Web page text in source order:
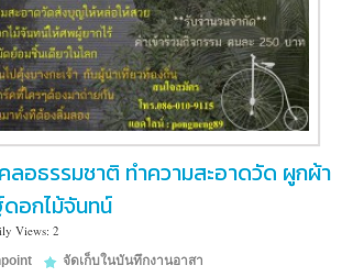
ลอธรรมชาติ ทำความสะอาดวัด ผูกผ้า
อกไม้จันทน์
Views: 2
จัดเก็บในบันทึกงานอาสา